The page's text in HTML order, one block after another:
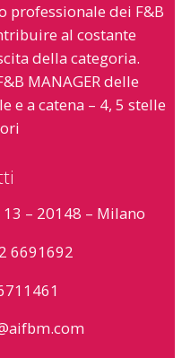
professionale dei F&B
al costante
della categoria.
MANAGER delle
e a catena – 4, 5 stelle
– 20148 – Milano
6691692